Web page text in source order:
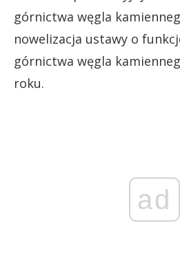
górnictwa węgla
nowelizacja ustawy o
górnictwa węgla
roku.
ad